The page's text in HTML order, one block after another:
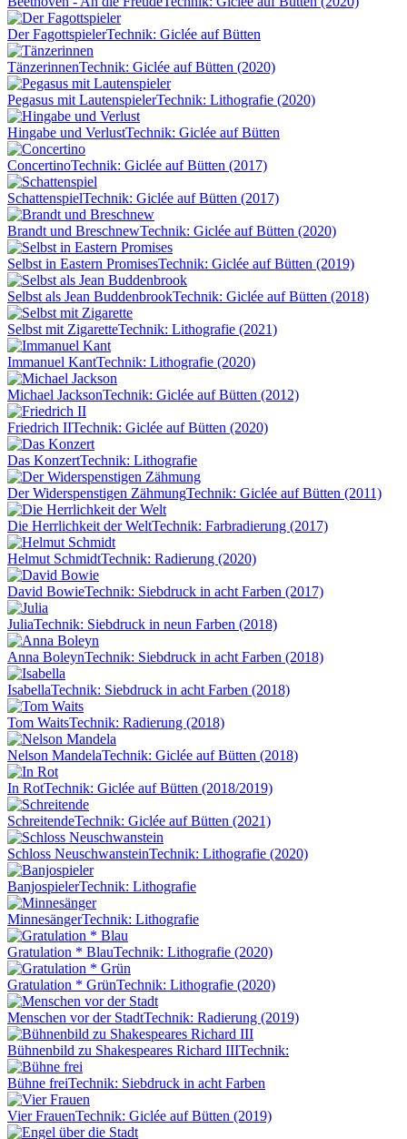
Der FagottspielerTechnik: Giclée auf Bütten
TänzerinnenTechnik: Giclée auf Bütten (2020)
Pegasus mit LautenspielerTechnik: Lithografie (2020)
Hingabe und VerlustTechnik: Giclée auf Bütten
ConcertinoTechnik: Giclée auf Bütten (2017)
SchattenspielTechnik: Giclée auf Bütten (2017)
Brandt und BreschnewTechnik: Giclée auf Bütten (2020)
Selbst in Eastern PromisesTechnik: Giclée auf Bütten (2019)
Selbst als Jean BuddenbrookTechnik: Giclée auf Bütten (2018)
Selbst mit ZigaretteTechnik: Lithografie (2021)
Immanuel KantTechnik: Lithografie (2020)
Michael JacksonTechnik: Giclée auf Bütten (2012)
Friedrich IITechnik: Giclée auf Bütten (2020)
Das KonzertTechnik: Lithografie
Der Widerspenstigen ZähmungTechnik: Giclée auf Bütten (2011)
Die Herrlichkeit der WeltTechnik: Farbradierung (2017)
Helmut SchmidtTechnik: Radierung (2020)
David BowieTechnik: Siebdruck in acht Farben (2017)
JuliaTechnik: Siebdruck in neun Farben (2018)
Anna BoleynTechnik: Siebdruck in acht Farben (2018)
IsabellaTechnik: Siebdruck in acht Farben (2018)
Tom WaitsTechnik: Radierung (2018)
Nelson MandelaTechnik: Giclée auf Bütten (2018)
In RotTechnik: Giclée auf Bütten (2018/2019)
SchreitendeTechnik: Giclée auf Bütten (2021)
Schloss NeuschwansteinTechnik: Lithografie (2020)
BanjospielerTechnik: Lithografie
MinnesängerTechnik: Lithografie
Gratulation * BlauTechnik: Lithografie (2020)
Gratulation * GrünTechnik: Lithografie (2020)
Menschen vor der StadtTechnik: Radierung (2019)
Bühnenbild zu Shakespeares Richard IIITechnik:
Bühne freiTechnik: Siebdruck in acht Farben
Vier FrauenTechnik: Giclée auf Bütten (2019)